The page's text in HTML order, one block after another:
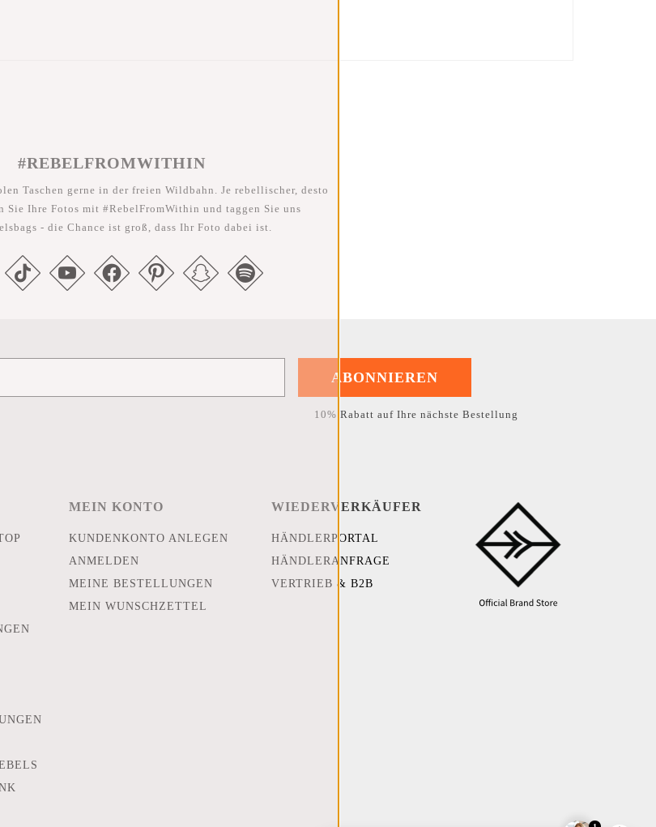
#REBELFROMWITHIN
Taschen gerne in der freien Wildbahn. Je rebellischer, desto
Sie Ihre Fotos mit #RebelFromWithin und taggen Sie uns
- die Chance ist groß, dass Ihr Foto dabei ist.
ABONNIEREN
10% Rabatt auf Ihre nächste Bestellung
MEIN KONTO
KUNDENKONTO ANLEGEN
ANMELDEN
MEINE BESTELLUNGEN
MEIN WUNSCHZETTEL
WIEDERVERKÄUFER
HÄNDLERPORTAL
HÄNDLERANFRAGE
VERTRIEB & B2B